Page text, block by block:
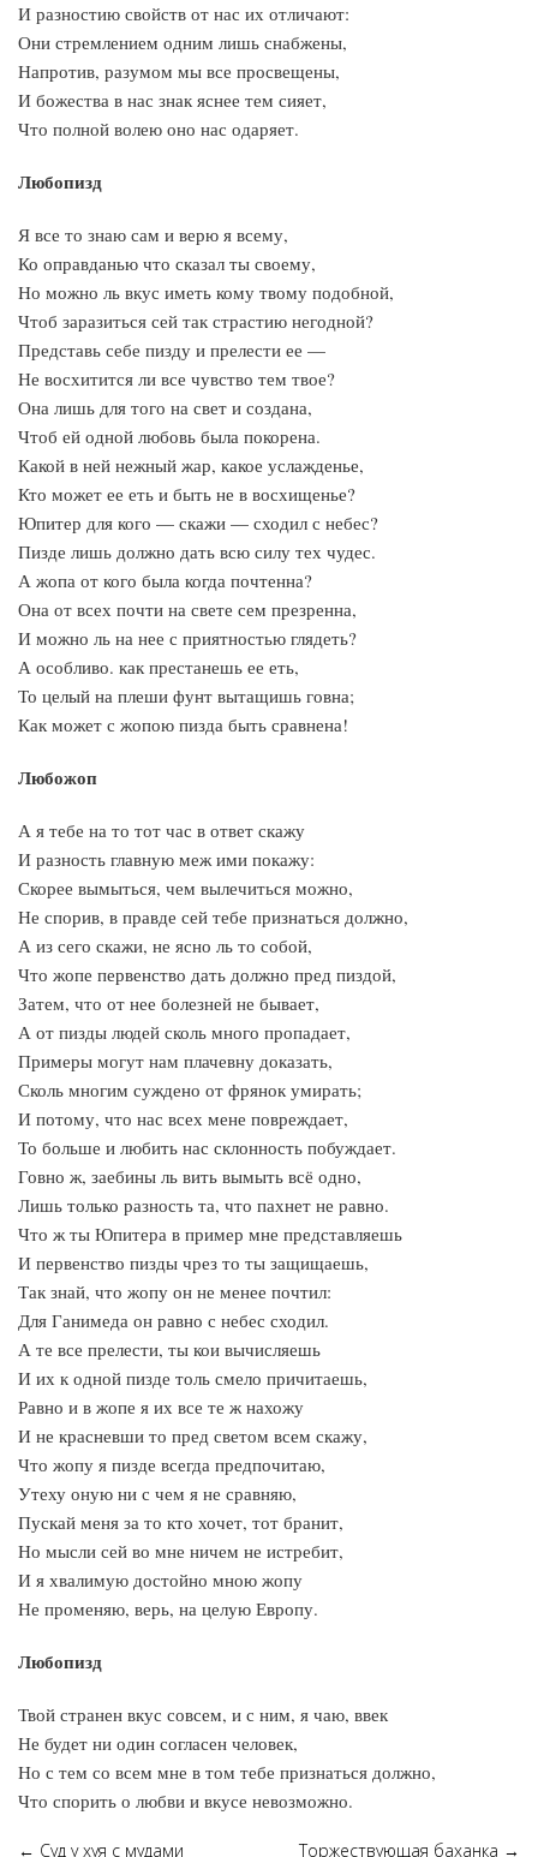
И разностию свойств от нас их отличают:
Они стремлением одним лишь снабжены,
Напротив, разумом мы все просвещены,
И божества в нас знак яснее тем сияет,
Что полной волею оно нас одаряет.
Любопизд
Я все то знаю сам и верю я всему,
Ко оправданью что сказал ты своему,
Но можно ль вкус иметь кому твому подобной,
Чтоб заразиться сей так страстию негодной?
Представь себе пизду и прелести ее —
Не восхитится ли все чувство тем твое?
Она лишь для того на свет и создана,
Чтоб ей одной любовь была покорена.
Какой в ней нежный жар, какое услажденье,
Кто может ее еть и быть не в восхищенье?
Юпитер для кого — скажи — сходил с небес?
Пизде лишь должно дать всю силу тех чудес.
А жопа от кого была когда почтенна?
Она от всех почти на свете сем презренна,
И можно ль на нее с приятностью глядеть?
А особливо. как престанешь ее еть,
То целый на плеши фунт вытащишь говна;
Как может с жопою пизда быть сравнена!
Любожоп
А я тебе на то тот час в ответ скажу
И разность главную меж ими покажу:
Скорее вымыться, чем вылечиться можно,
Не спорив, в правде сей тебе признаться должно,
А из сего скажи, не ясно ль то собой,
Что жопе первенство дать должно пред пиздой,
Затем, что от нее болезней не бывает,
А от пизды людей сколь много пропадает,
Примеры могут нам плачевну доказать,
Сколь многим суждено от фрянок умирать;
И потому, что нас всех мене повреждает,
То больше и любить нас склонность побуждает.
Говно ж, заебины ль вить вымыть всё одно,
Лишь только разность та, что пахнет не равно.
Что ж ты Юпитера в пример мне представляешь
И первенство пизды чрез то ты защищаешь,
Так знай, что жопу он не менее почтил:
Для Ганимеда он равно с небес сходил.
А те все прелести, ты кои вычисляешь
И их к одной пизде толь смело причитаешь,
Равно и в жопе я их все те ж нахожу
И не красневши то пред светом всем скажу,
Что жопу я пизде всегда предпочитаю,
Утеху оную ни с чем я не сравняю,
Пускай меня за то кто хочет, тот бранит,
Но мысли сей во мне ничем не истребит,
И я хвалимую достойно мною жопу
Не променяю, верь, на целую Европу.
Любопизд
Твой странен вкус совсем, и с ним, я чаю, ввек
Не будет ни один согласен человек,
Но с тем со всем мне в том тебе признаться должно,
Что спорить о любви и вкусе невозможно.
← Суд у хуя с мудами Торжествующая баханка →